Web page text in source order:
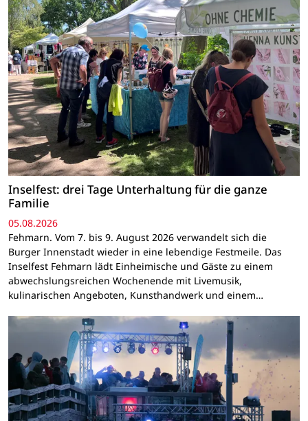
Inselfest: drei Tage Unterhaltung für die ganze
Familie
05.08.2026
Fehmarn. Vom 7. bis 9. August 2026 verwandelt sich die
Burger Innenstadt wieder in eine lebendige Festmeile. Das
Inselfest Fehmarn lädt Einheimische und Gäste zu einem
abwechslungsreichen Wochenende mit Livemusik,
kulinarischen Angeboten, Kunsthandwerk und einem…